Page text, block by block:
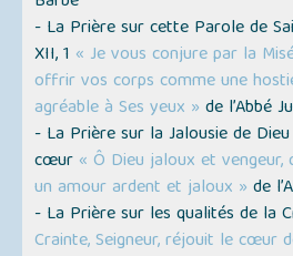
- La Prière sur cette Parole de
XII, 1 « Je vous conjure par la
offrir vos corps comme une
agréable à Ses yeux »de l’Abbé
- La Prière sur la Jalousie de
cœur « Ô Dieu jaloux et vengeur,
un amour ardent et jaloux » de
- La Prière sur les qualités de la
Crainte, Seigneur, réjouit le cœur